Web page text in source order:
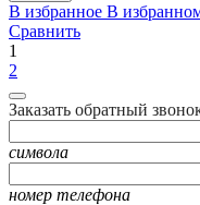
В избранное В
Сравнить
1
2
Заказать обратный
символа
номер телефона